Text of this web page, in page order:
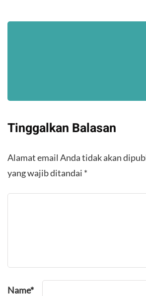
Tinggalkan Balasan
Alamat email Anda tidak akan
yang wajib ditandai *
Name*